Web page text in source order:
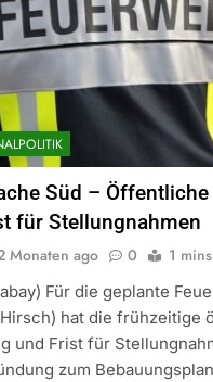
Süd –
für Stellungnahmen
Monaten ago 0 1 mins
Für die geplante
hat die frühzeitige
und Frist für
zum